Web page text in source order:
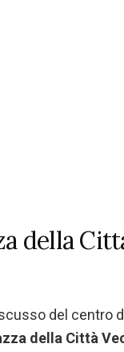
della
del centro
della Città